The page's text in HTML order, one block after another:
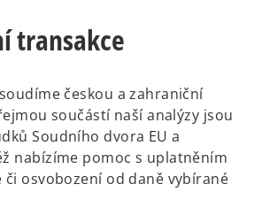
transakce
českou a zahraniční
součástí naší analýzy jsou
Soudního dvora EU a
nabízíme pomoc s uplatněním
či osvobození od daně vybírané